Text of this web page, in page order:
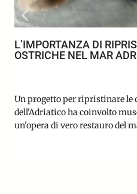
L’IMPORTANZA DI
OSTRICHE NEL MAR
Un progetto per ripristinare le
dell'Adriatico ha coinvolto
un'opera di vero restauro del